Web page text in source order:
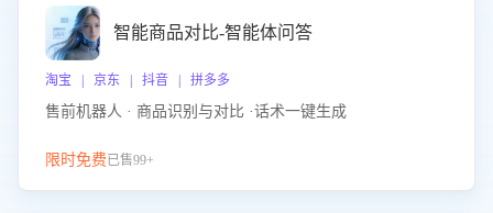
智能商品对比-智能体问答
淘宝 | 京东 | 抖音 | 拼多多
售前机器人 · 商品识别与对比 ·话术一键生成
限时免费已售99+